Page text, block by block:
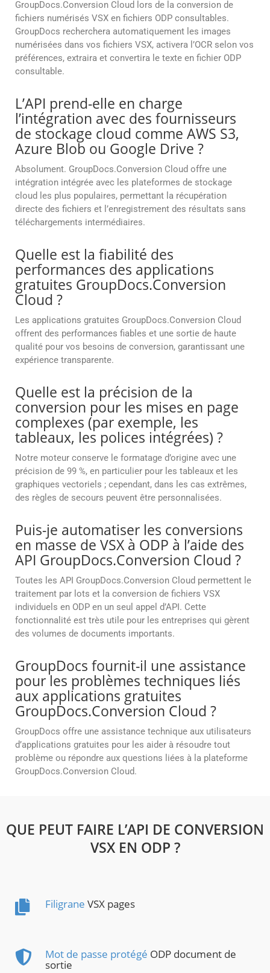
GroupDocs.Conversion Cloud lors de la conversion de
fichiers numérisés VSX en fichiers ODP consultables.
GroupDocs recherchera automatiquement les images
numérisées dans vos fichiers VSX, activera l’OCR selon vos
préférences, extraira et convertira le texte en fichier ODP
consultable.
L’API prend-elle en charge
l’intégration avec des fournisseurs
de stockage cloud comme AWS S3,
Azure Blob ou Google Drive ?
Absolument. GroupDocs.Conversion Cloud offre une
intégration intégrée avec les plateformes de stockage
cloud les plus populaires, permettant la récupération
directe des fichiers et l’enregistrement des résultats sans
téléchargements intermédiaires.
Quelle est la fiabilité des
performances des applications
gratuites GroupDocs.Conversion
Cloud ?
Les applications gratuites GroupDocs.Conversion Cloud
offrent des performances fiables et une sortie de haute
qualité pour vos besoins de conversion, garantissant une
expérience transparente.
Quelle est la précision de la
conversion pour les mises en page
complexes (par exemple, les
tableaux, les polices intégrées) ?
Notre moteur conserve le formatage d’origine avec une
précision de 99 %, en particulier pour les tableaux et les
graphiques vectoriels ; cependant, dans les cas extrêmes,
des règles de secours peuvent être personnalisées.
Puis-je automatiser les conversions
en masse de VSX à ODP à l’aide des
API GroupDocs.Conversion Cloud ?
Toutes les API GroupDocs.Conversion Cloud permettent le
traitement par lots et la conversion de fichiers VSX
individuels en ODP en un seul appel d’API. Cette
fonctionnalité est très utile pour les entreprises qui gèrent
des volumes de documents importants.
GroupDocs fournit-il une assistance
pour les problèmes techniques liés
aux applications gratuites
GroupDocs.Conversion Cloud ?
GroupDocs offre une assistance technique aux utilisateurs
d’applications gratuites pour les aider à résoudre tout
problème ou répondre aux questions liées à la plateforme
GroupDocs.Conversion Cloud.
QUE PEUT FAIRE L’API DE CONVERSION
VSX EN ODP ?
Filigrane VSX pages
Mot de passe protégé ODP document de
sortie